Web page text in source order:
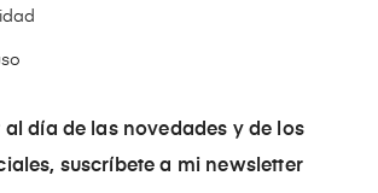
al día de las novedades y de los
suscríbete a mi newsletter